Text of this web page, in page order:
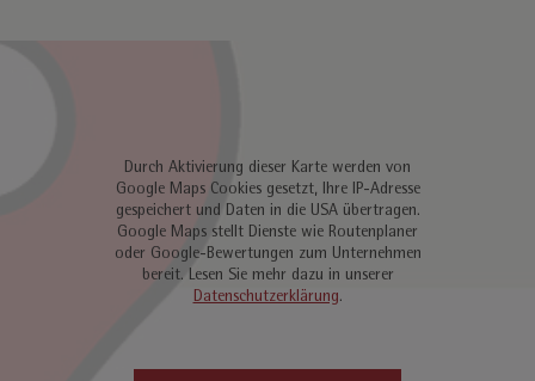
Durch Aktivierung dieser Karte werden von
Google Maps Cookies gesetzt, Ihre IP-Adresse
gespeichert und Daten in die USA übertragen.
Google Maps stellt Dienste wie Routenplaner
oder Google-Bewertungen zum Unternehmen
bereit. Lesen Sie mehr dazu in unserer
Datenschutzerklärung.